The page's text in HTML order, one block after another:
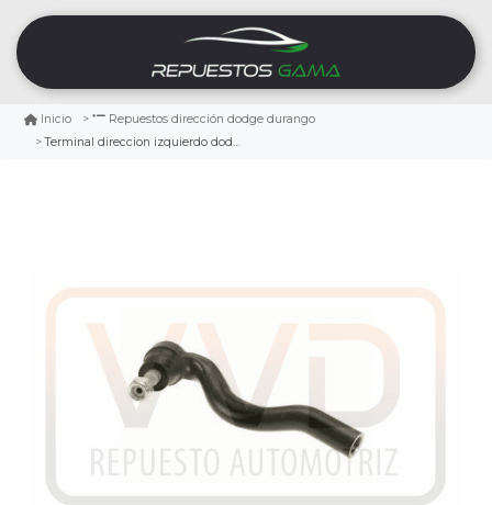
Inicio
Repuestos dirección dodge durango
Terminal direccion izquierdo dodge durango 3.6 2011/2015